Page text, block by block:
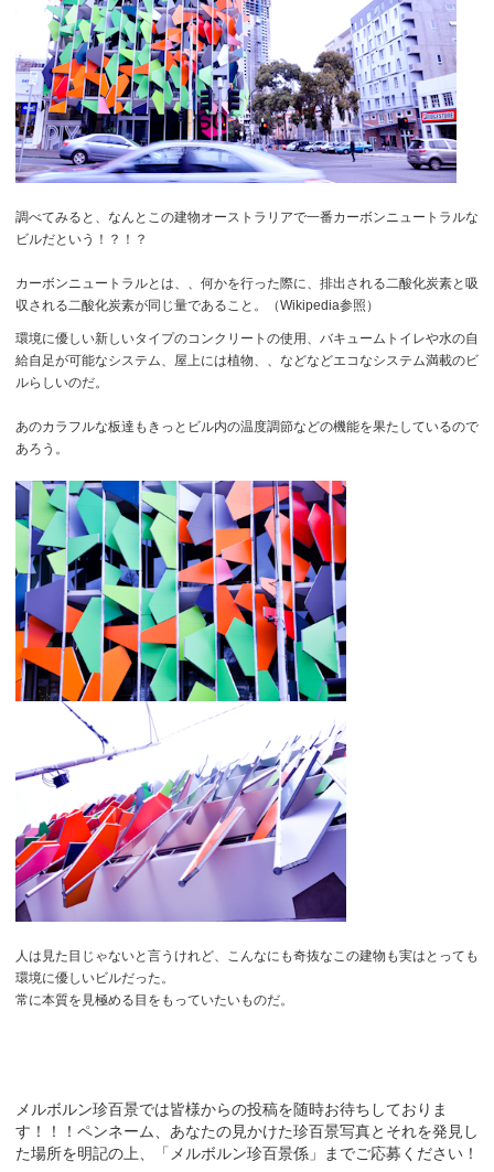
調べてみると、なんとこの建物オーストラリアで一番カーボンニュートラルな
ビルだという！？！？
カーボンニュートラルとは、、何かを行った際に、排出される二酸化炭素と吸
収される二酸化炭素が同じ量であること。（Wikipedia参照）
環境に優しい新しいタイプのコンクリートの使用、バキュームトイレや水の自
給自足が可能なシステム、屋上には植物、、などなどエコなシステム満載のビ
ルらしいのだ。
あのカラフルな板達もきっとビル内の温度調節などの機能を果たしているので
あろう。
人は見た目じゃないと言うけれど、こんなにも奇抜なこの建物も実はとっても
環境に優しいビルだった。
常に本質を見極める目をもっていたいものだ。
メルボルン珍百景では皆様からの投稿を随時お待ちしておりま
す！！！ペンネーム、あなたの見かけた珍百景写真とそれを発見し
た場所を明記の上、「メルボルン珍百景係」までご応募ください！